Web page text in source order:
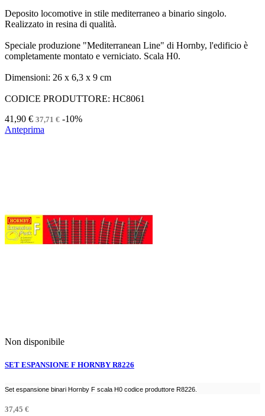
Deposito locomotive in stile mediterraneo a binario singolo.
Realizzato in resina di qualità.
Speciale produzione "Mediterranean Line" di Hornby, l'edificio è
completamente montato e verniciato. Scala H0.
Dimensioni: 26 x 6,3 x 9 cm
CODICE PRODUTTORE: HC8061
41,90 € 37,71 € -10%
Anteprima
Non disponibile
SET ESPANSIONE F HORNBY R8226
Set espansione binari Hornby F scala H0 codice produttore R8226.
37,45 €